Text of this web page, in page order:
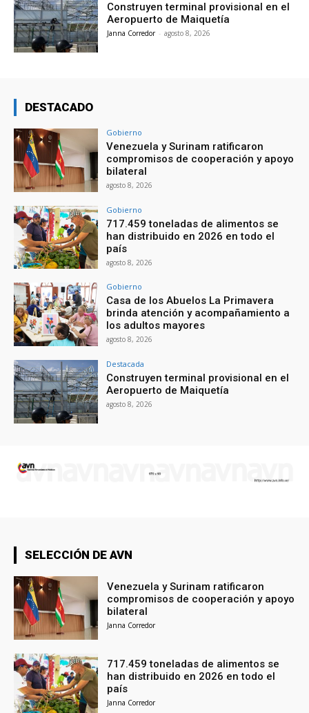
Construyen terminal provisional en el
Aeropuerto de Maiquetía
Janna Corredor - agosto 8, 2026
DESTACADO
Gobierno
Venezuela y Surinam ratificaron
compromisos de cooperación y apoyo
bilateral
agosto 8, 2026
Gobierno
717.459 toneladas de alimentos se
han distribuido en 2026 en todo el
país
agosto 8, 2026
Gobierno
Casa de los Abuelos La Primavera
brinda atención y acompañamiento a
los adultos mayores
agosto 8, 2026
Destacada
Construyen terminal provisional en el
Aeropuerto de Maiquetía
agosto 8, 2026
SELECCIÓN DE AVN
Venezuela y Surinam ratificaron
compromisos de cooperación y apoyo
bilateral
Janna Corredor
717.459 toneladas de alimentos se
han distribuido en 2026 en todo el
país
Janna Corredor